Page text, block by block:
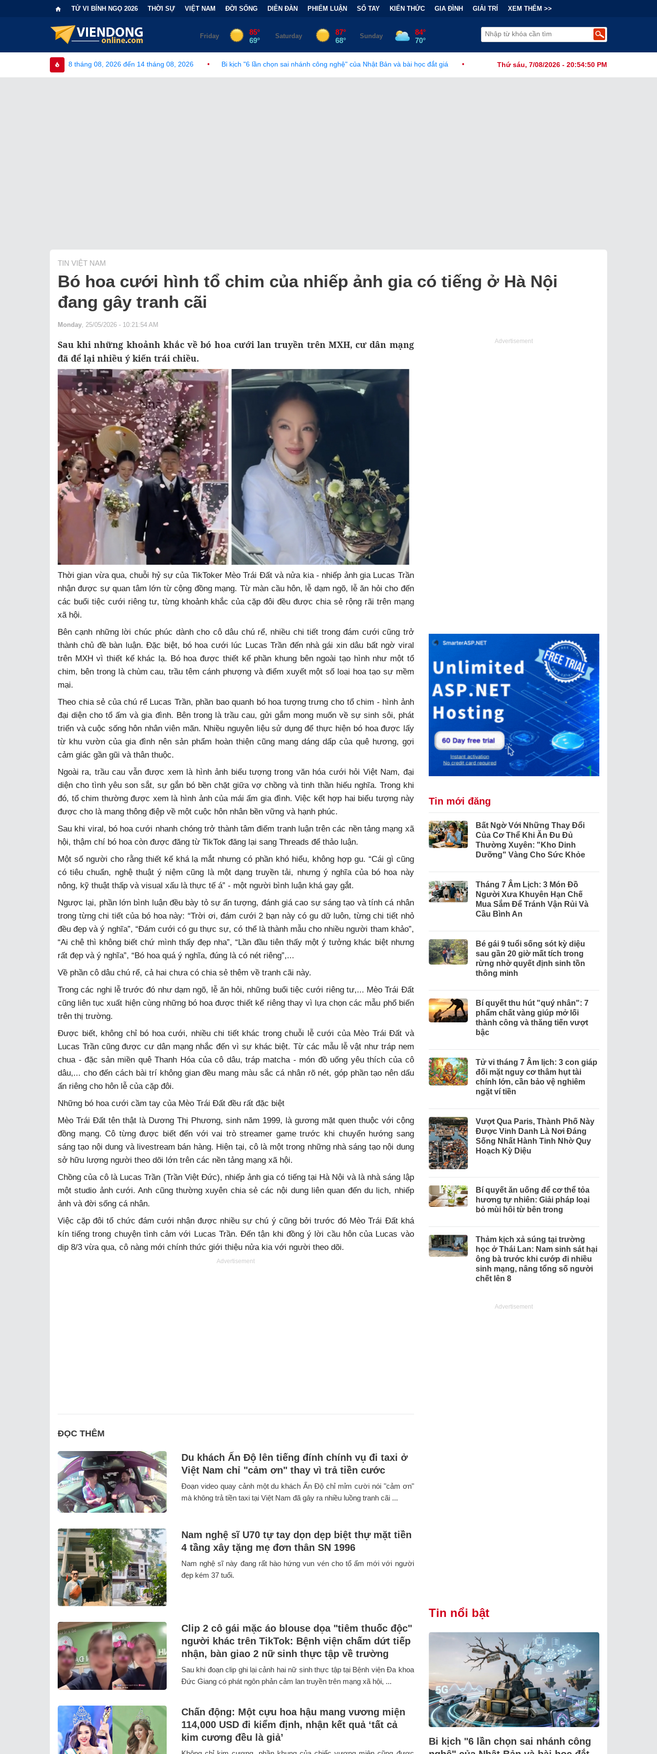
TỬ VI BÍNH NGỌ 2026 THỜI SỰ VIỆT NAM ĐỜI SỐNG DIỄN ĐÀN PHIẾM LUẬN SỔ TAY KIẾN THỨC GIA ĐÌNH GIẢI TRÍ XEM THÊM >>
Thứ sáu, 7/08/2026 - 20:54:51 PM
08, 2026 đến 14 tháng 08, 2026 • Bi kịch "6 lần chọn sai nhánh công nghệ" của Nhật Bản và bài học đắt giá • Bẫy Tài Chính Đằng Sau "Cơn Sốt" Trà Sữa Nhượng Quyền: Lợi Nhuận Thuộc Về
TIN VIỆT NAM
Bó hoa cưới hình tổ chim của nhiếp ảnh gia có tiếng ở Hà Nội
đang gây tranh cãi
Monday , 25/05/2026 - 10:21:54 AM
Sau khi những khoảnh khắc về bó hoa cưới lan truyền trên MXH, cư dân mạng
đã để lại nhiều ý kiến trái chiều.
Thời gian vừa qua, chuỗi hỷ sự của TikToker Mèo Trái Đất và nửa kia - nhiếp ảnh gia Lucas Trần
nhận được sự quan tâm lớn từ cộng đồng mạng. Từ màn cầu hôn, lễ dạm ngõ, lễ ăn hỏi cho đến
các buổi tiệc cưới riêng tư, từng khoảnh khắc của cặp đôi đều được chia sẻ rộng rãi trên mạng
xã hội.
Bên cạnh những lời chúc phúc dành cho cô dâu chú rể, nhiều chi tiết trong đám cưới cũng trở
thành chủ đề bàn luận. Đặc biệt, bó hoa cưới lúc Lucas Trần đến nhà gái xin dâu bất ngờ viral
trên MXH vì thiết kế khác lạ. Bó hoa được thiết kế phần khung bên ngoài tạo hình như một tổ
chim, bên trong là chùm cau, trầu têm cánh phượng và điểm xuyết một số loại hoa tạo sự mềm
mại.
Theo chia sẻ của chú rể Lucas Trần, phần bao quanh bó hoa tượng trưng cho tổ chim - hình ảnh
đại diện cho tổ ấm và gia đình. Bên trong là trầu cau, gửi gắm mong muốn về sự sinh sôi, phát
triển và cuộc sống hôn nhân viên mãn. Nhiều nguyên liệu sử dụng để thực hiện bó hoa được lấy
từ khu vườn của gia đình nên sản phẩm hoàn thiện cũng mang dáng dấp của quê hương, gợi
cảm giác gần gũi và thân thuộc.
Ngoài ra, trầu cau vẫn được xem là hình ảnh biểu tượng trong văn hóa cưới hỏi Việt Nam, đại
diện cho tình yêu son sắt, sự gắn bó bền chặt giữa vợ chồng và tinh thần hiếu nghĩa. Trong khi
đó, tổ chim thường được xem là hình ảnh của mái ấm gia đình. Việc kết hợp hai biểu tượng này
được cho là mang thông điệp về một cuộc hôn nhân bền vững và hạnh phúc.
Sau khi viral, bó hoa cưới nhanh chóng trở thành tâm điểm tranh luận trên các nền tảng mạng xã
hội, thậm chí bó hoa còn được đăng từ TikTok đăng lại sang Threads để thảo luận.
Một số người cho rằng thiết kế khá lạ mắt nhưng có phần khó hiểu, không hợp gu. “Cái gì cũng
có tiêu chuẩn, nghệ thuật ý niệm cũng là một dạng truyền tải, nhưng ý nghĩa của bó hoa này
nông, kỹ thuật thấp và visual xấu là thực tế á” - một người bình luận khá gay gắt.
Ngược lại, phần lớn bình luận đều bày tỏ sự ấn tượng, đánh giá cao sự sáng tạo và tính cá nhân
trong từng chi tiết của bó hoa này: “Trời ơi, đám cưới 2 bạn này có gu dữ luôn, từng chi tiết nhỏ
đều đẹp và ý nghĩa”, “Đám cưới có gu thực sự, có thể là thành mẫu cho nhiều người tham khảo”,
“Ai chê thì không biết chứ mình thấy đẹp nha”, “Lần đầu tiên thấy một ý tưởng khác biệt nhưng
rất đẹp và ý nghĩa”, “Bó hoa quá ý nghĩa, đúng là có nét riêng”,...
Về phần cô dâu chú rể, cả hai chưa có chia sẻ thêm về tranh cãi này.
Trong các nghi lễ trước đó như dạm ngõ, lễ ăn hỏi, những buổi tiệc cưới riêng tư,... Mèo Trái Đất
cũng liên tục xuất hiện cùng những bó hoa được thiết kế riêng thay vì lựa chọn các mẫu phổ biến
trên thị trường.
Được biết, không chỉ bó hoa cưới, nhiều chi tiết khác trong chuỗi lễ cưới của Mèo Trái Đất và
Lucas Trần cũng được cư dân mạng nhắc đến vì sự khác biệt. Từ các mẫu lễ vật như tráp nem
chua - đặc sản miền quê Thanh Hóa của cô dâu, tráp matcha - món đồ uống yêu thích của cô
dâu,... cho đến cách bài trí không gian đều mang màu sắc cá nhân rõ nét, góp phần tạo nên dấu
ấn riêng cho hôn lễ của cặp đôi.
Những bó hoa cưới cầm tay của Mèo Trái Đất đều rất đặc biệt
Mèo Trái Đất tên thật là Dương Thị Phương, sinh năm 1999, là gương mặt quen thuộc với cộng
đồng mạng. Cô từng được biết đến với vai trò streamer game trước khi chuyển hướng sang
sáng tạo nội dung và livestream bán hàng. Hiện tại, cô là một trong những nhà sáng tạo nội dung
sở hữu lượng người theo dõi lớn trên các nền tảng mạng xã hội.
Chồng của cô là Lucas Trần (Trần Việt Đức), nhiếp ảnh gia có tiếng tại Hà Nội và là nhà sáng lập
một studio ảnh cưới. Anh cũng thường xuyên chia sẻ các nội dung liên quan đến du lịch, nhiếp
ảnh và đời sống cá nhân.
Việc cặp đôi tổ chức đám cưới nhận được nhiều sự chú ý cũng bởi trước đó Mèo Trái Đất khá
kín tiếng trong chuyện tình cảm với Lucas Trần. Đến tận khi đồng ý lời cầu hôn của Lucas vào
dịp 8/3 vừa qua, cô nàng mới chính thức giới thiệu nửa kia với người theo dõi.
Advertisement
ĐỌC THÊM
Du khách Ấn Độ lên tiếng đính chính vụ đi taxi ở
Việt Nam chỉ "cảm ơn" thay vì trả tiền cước
Đoạn video quay cảnh một du khách Ấn Độ chỉ mỉm cười nói "cảm ơn"
mà không trả tiền taxi tại Việt Nam đã gây ra nhiều luồng tranh cãi ...
Nam nghệ sĩ U70 tự tay dọn dẹp biệt thự mặt tiền
4 tầng xây tặng mẹ đơn thân SN 1996
Nam nghệ sĩ này đang rất hào hứng vun vén cho tổ ấm mới với người
đẹp kém 37 tuổi.
Clip 2 cô gái mặc áo blouse dọa "tiêm thuốc độc"
người khác trên TikTok: Bệnh viện chấm dứt tiếp
nhận, bàn giao 2 nữ sinh thực tập về trường
Sau khi đoạn clip ghi lại cảnh hai nữ sinh thực tập tại Bệnh viện Đa khoa
Đức Giang có phát ngôn phản cảm lan truyền trên mạng xã hội, ...
Chấn động: Một cựu hoa hậu mang vương miện
114,000 USD đi kiểm định, nhận kết quả ‘tất cả
kim cương đều là giả’
Advertisement
Tin mới đăng
Bất Ngờ Với Những Thay Đổi
Của Cơ Thể Khi Ăn Đu Đủ
Thường Xuyên: "Kho Dinh
Dưỡng" Vàng Cho Sức Khỏe
Tháng 7 Âm Lịch: 3 Món Đồ
Người Xưa Khuyên Hạn Chế
Mua Sắm Để Tránh Vận Rủi Và
Cầu Bình An
Bé gái 9 tuổi sống sót kỳ diệu
sau gần 20 giờ mất tích trong
rừng nhờ quyết định sinh tồn
thông minh
Bí quyết thu hút "quý nhân": 7
phẩm chất vàng giúp mở lối
thành công và thăng tiến vượt
bậc
Tử vi tháng 7 Âm lịch: 3 con giáp
đối mặt nguy cơ thâm hụt tài
chính lớn, cần bảo vệ nghiêm
ngặt ví tiền
Vượt Qua Paris, Thành Phố Này
Được Vinh Danh Là Nơi Đáng
Sống Nhất Hành Tinh Nhờ Quy
Hoạch Kỳ Diệu
Bí quyết ăn uống để cơ thể tỏa
hương tự nhiên: Giải pháp loại
bỏ mùi hôi từ bên trong
Thảm kịch xả súng tại trường
học ở Thái Lan: Nam sinh sát hại
ông bà trước khi cướp đi nhiều
sinh mạng, nâng tổng số người
chết lên 8
Advertisement
Tin nổi bật
Bi kịch "6 lần chọn sai nhánh công